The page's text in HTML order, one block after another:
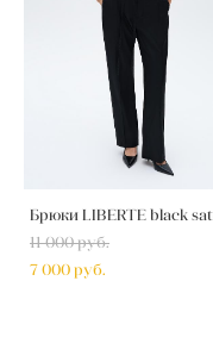
Брюки LIBERTE black
11 000 pуб.
7 000 pуб.